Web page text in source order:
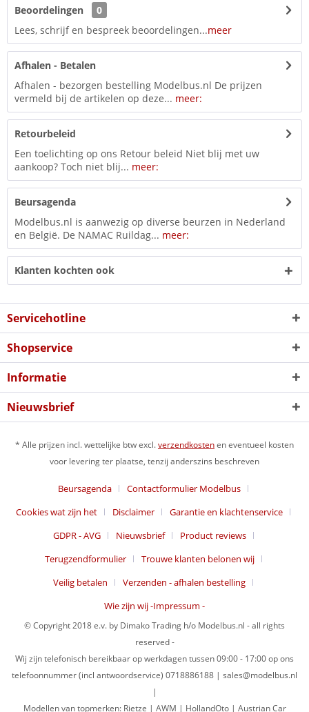
Beoordelingen
0
Lees, schrijf en bespreek beoordelingen...meer
Afhalen - Betalen
Afhalen - bezorgen bestelling Modelbus.nl De prijzen
vermeld bij de artikelen op deze... meer:
Retourbeleid
Een toelichting op ons Retour beleid Niet blij met uw
aankoop? Toch niet blij... meer:
Beursagenda
Modelbus.nl is aanwezig op diverse beurzen in Nederland
en België. De NAMAC Ruildag... meer:
Klanten kochten ook
Servicehotline
Shopservice
Informatie
Nieuwsbrief
* Alle prijzen incl. wettelijke btw excl.verzendkostenen eventueel kosten
voor levering ter plaatse, tenzij anderszins beschreven
Beursagenda
Contactformulier Modelbus
Cookies wat zijn het
Disclaimer
Garantie en klachtenservice
GDPR - AVG
Nieuwsbrief
Product reviews
Terugzendformulier
Trouwe klanten belonen wij
Veilig betalen
Verzenden - afhalen bestelling
Wie zijn wij -Impressum -
© Copyright 2018 e.v. by Dimako Trading h/o Modelbus.nl - all rights
reserved -
Wij zijn telefonisch bereikbaar op werkdagen tussen 09:00 - 17:00 op ons
telefoonnummer (incl antwoordservice) 0718886188 | sales@modelbus.nl
|
Modellen van topmerken: Rietze | AWM | HollandOto | Austrian Car